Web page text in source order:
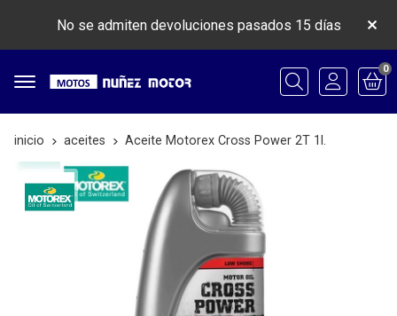
No se admiten devoluciones pasados 15 días
Buscar
0
inicio aceites Aceite Motorex Cross Power 2T 1l.